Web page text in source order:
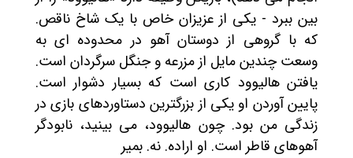
بین ببرد - یکی از عزیزان خاص با یک شاخ ناقص.
که با گروهی از دوستان آهو در محدوده ای به
وسعت چندین مایل از مزرعه و جنگل سرگردان است.
یافتن هالیوود کاری است که بسیار دشوار است.
پایین آوردن او یکی از بزرگترین دستاوردهای بازی در
زندگی من بود. چون هالیوود، می بینید، نابودگر
آهوهای قاطر است. او اراده. نه. بمیر